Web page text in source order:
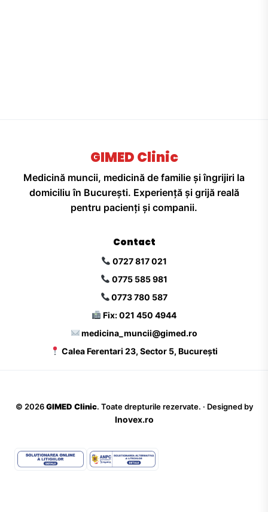
GIMED Clinic
Medicină muncii, medicină de familie și îngrijiri la
domiciliu în București. Experiență și grijă reală
pentru pacienți și companii.
Contact
0727 817 021
0775 585 981
0773 780 587
Fix: 021 450 4944
medicina_muncii@gimed.ro
Calea Ferentari 23, Sector 5, București
© 2026 GIMED Clinic. Toate drepturile rezervate. · Designed by
Inovex.ro